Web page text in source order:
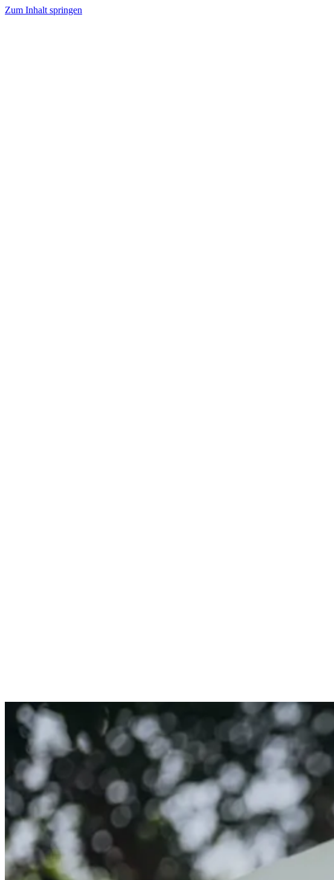
Zum Inhalt springen